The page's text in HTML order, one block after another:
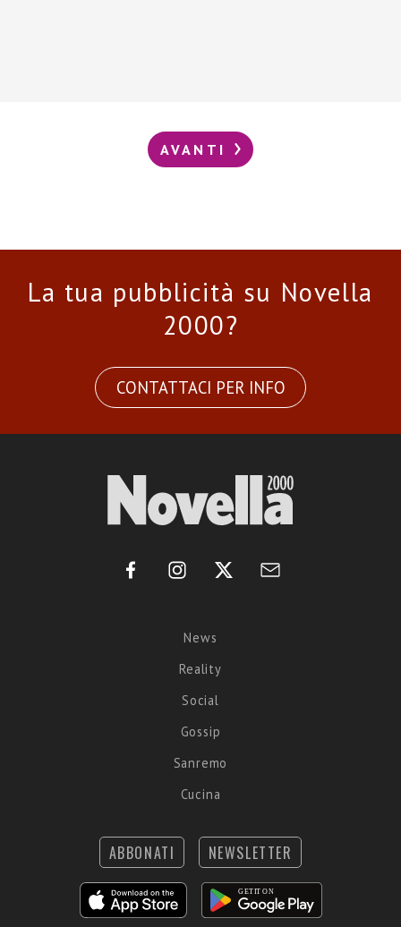
AVANTI
La tua pubblicità su Novella
2000?
CONTATTACI PER INFO
News
Reality
Social
Gossip
Sanremo
Cucina
ABBONATI NEWSLETTER